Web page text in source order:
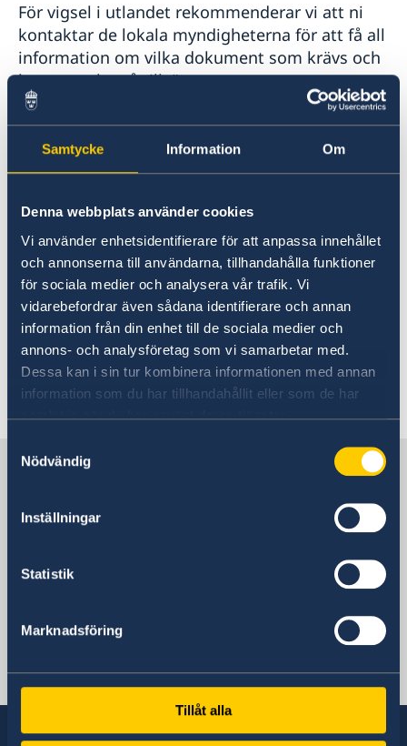
Samtycke Information Om
Denna webbplats använder cookies
Vi använder enhetsidentifierare för att anpassa innehållet
och annonserna till användarna, tillhandahålla funktioner
för sociala medier och analysera vår trafik. Vi
vidarebefordrar även sådana identifierare och annan
information från din enhet till de sociala medier och
annons- och analysföretag som vi samarbetar med.
Dessa kan i sin tur kombinera informationen med annan
information som du har tillhandahållit eller som de har
samlat in när du har använt deras tjänster.
Nödvändig
Inställningar
Statistik
Marknadsföring
Tillåt alla
Pass utomlands
Förlust av pass
Gifta sig utomlands
Reseinformation
Ambassadens reseinformation
Aktuella händelser
Allmänna säkerhetsläget
Naturförhållanden och katastrofer
In- och utresebestämmelser
Lokala lagar och sedvänjor
Kriminalitet och personlig säkerhet
Trafiksäkerhet
Arv i internationella situationer
För vigsel i utlandet rekommenderar vi att ni
kontaktar de lokala myndigheterna för att få all
information om vilka dokument som krävs och
hur man ska gå tillväga.
Kontakta Skatteverket i god tid före vigseln:
Att gifta sig i Sverige eller i utlandet |
Skatteverket
Gifta dig utomlands
Här finns grundläggande information som
gäller för alla länder. I vissa länder gäller
dessutom ytterligare villkor. Kontakta ansvarig
ambassad för mer information.
Läs mer
Sverige i Haiti
Sveriges ambassad
Haiti - Port-au-Prince
Mobilnummer konsul